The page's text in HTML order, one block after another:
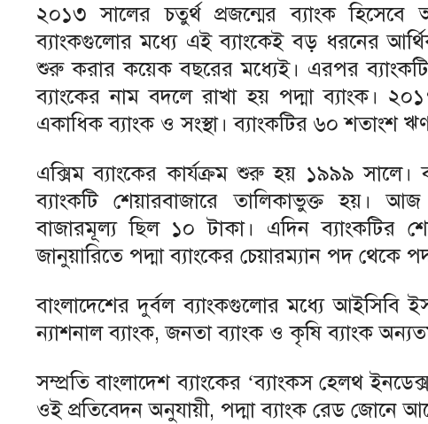
২০১৩ সালের চতুর্থ প্রজন্মের ব্যাংক হিসেবে
ব্যাংকগুলোর মধ্যে এই ব্যাংকেই বড় ধরনের
শুরু করার কয়েক বছরের মধ্যেই। এরপর
ব্যাংকের নাম বদলে রাখা হয় পদ্মা ব্যাংক।
একাধিক ব্যাংক ও সংস্থা। ব্যাংকটির ৬০ শতাংশ
এক্সিম ব্যাংকের কার্যক্রম শুরু হয় ১৯৯৯ সালে।
ব্যাংকটি শেয়ারবাজারে তালিকাভুক্ত হয়। আজ
বাজারমূল্য ছিল ১০ টাকা। এদিন ব্যাংকটির
জানুয়ারিতে পদ্মা ব্যাংকের চেয়ারম্যান পদ
বাংলাদেশের দুর্বল ব্যাংকগুলোর মধ্যে আইসিবি
ন্যাশনাল ব্যাংক, জনতা ব্যাংক ও কৃষি ব্যাংক
সম্প্রতি বাংলাদেশ ব্যাংকের ‘ব্যাংকস হেলথ
ওই প্রতিবেদন অনুযায়ী, পদ্মা ব্যাংক রেড জোনে